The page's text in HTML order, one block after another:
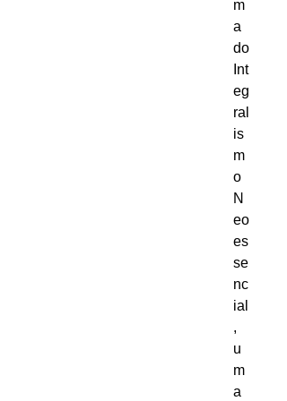
m
a
do
Int
eg
ral
is
m
o
N
eo
es
se
nc
ial
,
u
m
a